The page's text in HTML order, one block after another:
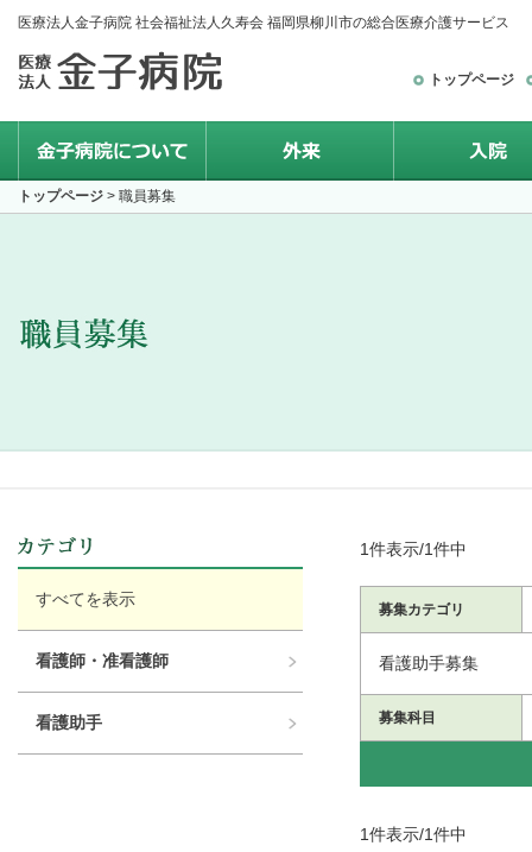
医療法人金子病院 社会福祉法人久寿会 福岡県柳川市の総合医療介護サービス
トップページ
トップページ > 職員募集
すべてを表示
看護師・准看護師
看護助手
1件表示/1件中
募集カテゴリ
看護助手募集
募集科目
1件表示/1件中